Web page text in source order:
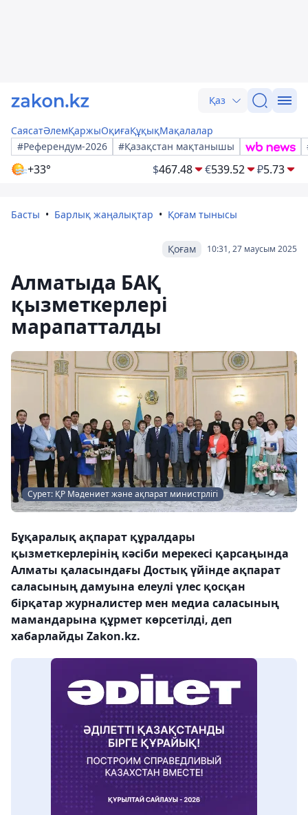
Қаз
СаясатӘлемҚаржыОқиғаҚұқықМақалалар
#Референдум-2026
#Қазақстан мақтанышы
+33° $467.48 €539.52 ₽5.73
Басты Барлық жаңалықтар Қоғам тынысы
10:31, 27 маусым 2025
Қоғам
Алматыда БАҚ
қызметкерлері
марапатталды
Сурет: ҚР Мәдениет және ақпарат министрлігі
Бұқаралық ақпарат құралдары
қызметкерлерінің кәсіби мерекесі қарсаңында
Алматы қаласындағы Достық үйінде ақпарат
саласының дамуына елеулі үлес қосқан
бірқатар журналистер мен медиа саласының
мамандарына құрмет көрсетілді, деп
хабарлайды Zakon.kz.